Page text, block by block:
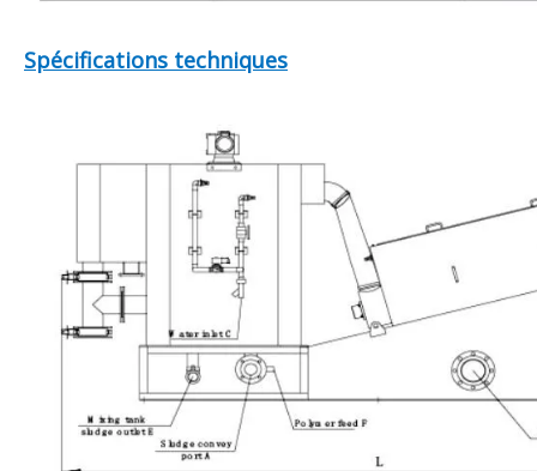
Spécifications techniques